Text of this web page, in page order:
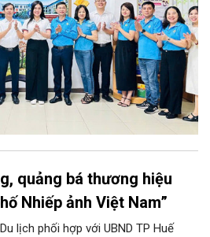
quảng bá thương hiệu
Nhiếp ảnh Việt Nam”
lịch phối hợp với UBND TP Huế